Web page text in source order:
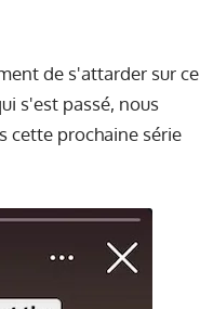
de s'attarder sur ce
s'est passé, nous
cette prochaine série